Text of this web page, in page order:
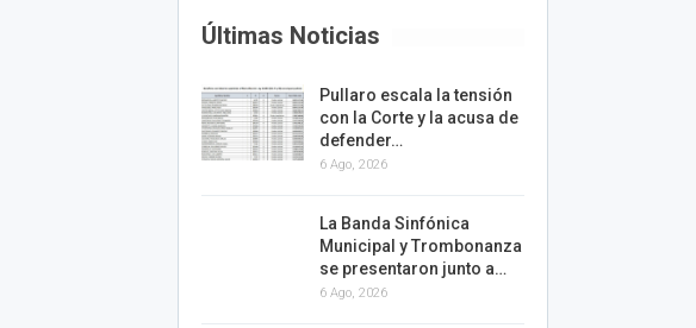
Últimas Noticias
Pullaro escala la tensión
con la Corte y la acusa de
defender…
6 Ago, 2026
La Banda Sinfónica
Municipal y Trombonanza
se presentaron junto a…
6 Ago, 2026